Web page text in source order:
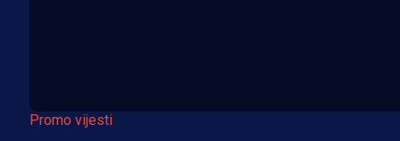
Promo vijesti